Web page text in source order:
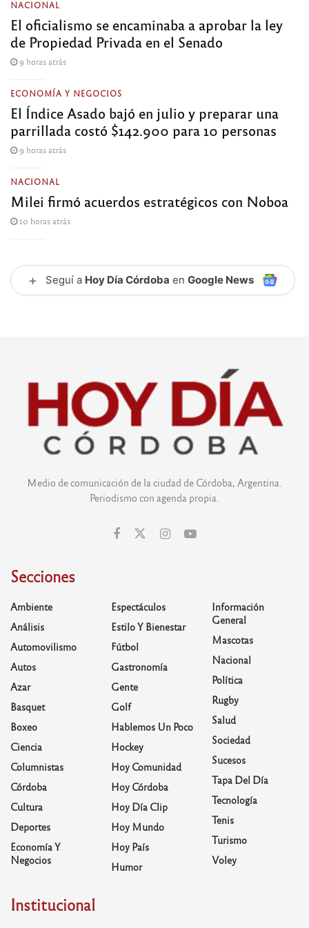
NACIONAL
El oficialismo se encaminaba a aprobar la ley
de Propiedad Privada en el Senado
9 horas atrás
ECONOMÍA Y NEGOCIOS
El Índice Asado bajó en julio y preparar una
parrillada costó $142.900 para 10 personas
9 horas atrás
NACIONAL
Milei firmó acuerdos estratégicos con Noboa
10 horas atrás
+ Seguí a Hoy Día Córdoba en Google News
Medio de comunicación de la ciudad de Córdoba, Argentina.
Periodismo con agenda propia.
Secciones
Ambiente
Análisis
Automovilismo
Autos
Azar
Basquet
Boxeo
Ciencia
Columnistas
Córdoba
Cultura
Deportes
Economía Y
Negocios
Espectáculos
Estilo Y Bienestar
Fútbol
Gastronomía
Gente
Golf
Hablemos Un Poco
Hockey
Hoy Comunidad
Hoy Córdoba
Hoy Día Clip
Hoy Mundo
Hoy País
Humor
Información
General
Mascotas
Nacional
Política
Rugby
Salud
Sociedad
Sucesos
Tapa Del Día
Tecnología
Tenis
Turismo
Voley
Institucional